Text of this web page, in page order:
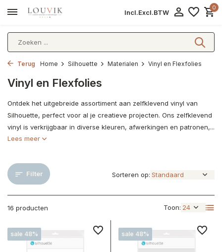
Incl.Excl.BTW
0
Terug Home Silhouette Materialen Vinyl en Flexfolies
Vinyl en Flexfolies
Ontdek het uitgebreide assortiment aan zelfklevend vinyl van
Silhouette, perfect voor al je creatieve projecten. Ons zelfklevend
vinyl is verkrijgbaar in diverse kleuren, afwerkingen en patronen,...
Lees meer
Filter
16 producten Toon:
Sorteren op:
sale 48% sale 48%